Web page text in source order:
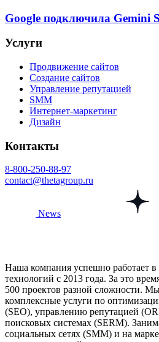
Google подключила Gemini
Услуги
Продвижение сайтов
Создание сайтов
Управление репутацией
SMM
Интернет-маркетинг
Дизайн
Контакты
8-800-250-88-97
contact@thetagroup.ru
News
Наша компания успешно работает в
технологий с 2013 года. За это
500 проектов разной сложности.
комплексные услуги по
(SEO), управлению репутацией
поисковых системах (SERM).
социальных сетях (SMM) и на